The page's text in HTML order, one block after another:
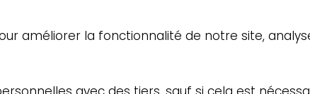
améliorer la fonctionnalité de notre site,